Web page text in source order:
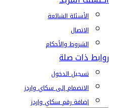
الأسئلة الشائعة
الاتصال
الشروط والأحكام
روابط ذات صلة
تسجيل الدخول
الانضمام إلى سكاي واردز
إضافة رقم سكاي واردز